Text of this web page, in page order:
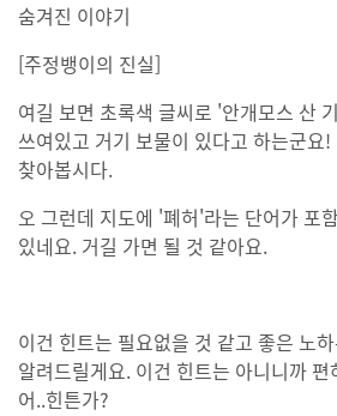
숨겨진 이야기
[주정뱅이의 진실]
여길 보면 초록색 글씨로 '안개모스 산
쓰여있고 거기 보물이 있다고 하는군요!
찾아봅시다.
오 그런데 지도에 '폐허'라는 단어가 포
있네요. 거길 가면 될 것 같아요.
이건 힌트는 필요없을 것 같고 좋은 노
알려드릴게요. 이건 힌트는 아니니까
어..힌튼가?